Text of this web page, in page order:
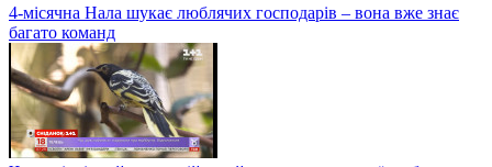
4-місячна Нала шукає люблячих господарів – вона вже знає
багато команд